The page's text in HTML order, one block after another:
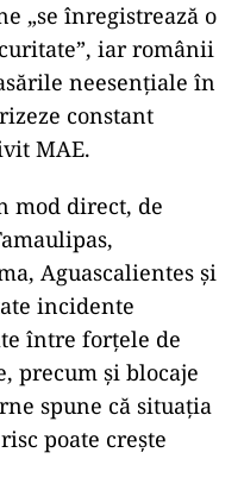
„se înregistrează o
iar românii
neesențiale în
constant
MAE.
mod direct, de
Aguascalientes și
incidente
între forțele de
precum și blocaje
spune că situația
poate crește